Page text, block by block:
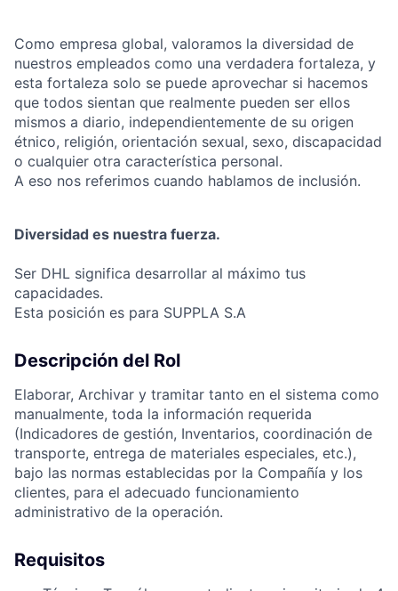
Como empresa global, valoramos la diversidad de
nuestros empleados como una verdadera fortaleza, y
esta fortaleza solo se puede aprovechar si hacemos
que todos sientan que realmente pueden ser ellos
mismos a diario, independientemente de su origen
étnico, religión, orientación sexual, sexo, discapacidad
o cualquier otra característica personal.
A eso nos referimos cuando hablamos de inclusión.
Diversidad es nuestra fuerza.
Ser DHL significa desarrollar al máximo tus
capacidades.
Esta posición es para SUPPLA S.A
Descripción del Rol
Elaborar, Archivar y tramitar tanto en el sistema como
manualmente, toda la información requerida
(Indicadores de gestión, Inventarios, coordinación de
transporte, entrega de materiales especiales, etc.),
bajo las normas establecidas por la Compañía y los
clientes, para el adecuado funcionamiento
administrativo de la operación.
Requisitos